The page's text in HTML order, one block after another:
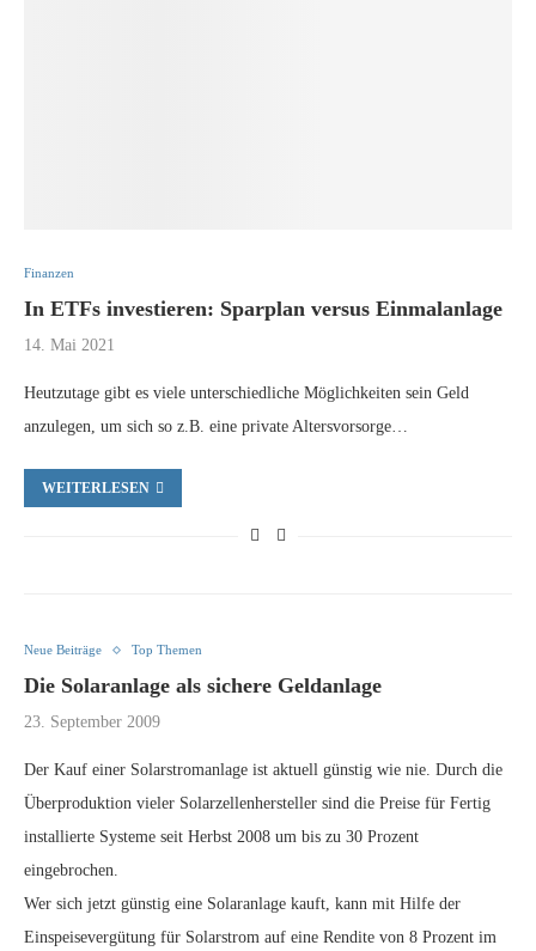
Finanzen
In ETFs investieren: Sparplan versus Einmalanlage
14. Mai 2021
Heutzutage gibt es viele unterschiedliche Möglichkeiten sein Geld
anzulegen, um sich so z.B. eine private Altersvorsorge…
WEITERLESEN
Neue Beiträge Top Themen
Die Solaranlage als sichere Geldanlage
23. September 2009
Der Kauf einer Solarstromanlage ist aktuell günstig wie nie. Durch die
Überproduktion vieler Solarzellenhersteller sind die Preise für Fertig
installierte Systeme seit Herbst 2008 um bis zu 30 Prozent
eingebrochen.
Wer sich jetzt günstig eine Solaranlage kauft, kann mit Hilfe der
Einspeisevergütung für Solarstrom auf eine Rendite von 8 Prozent im